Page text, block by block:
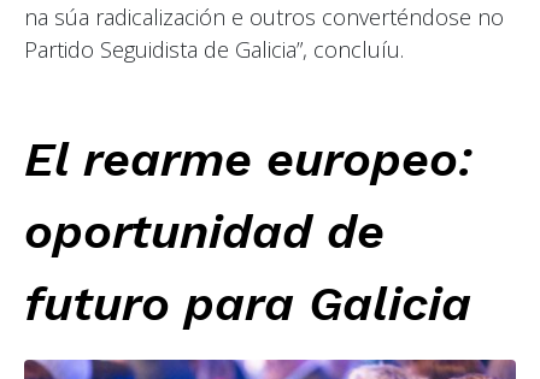
na súa radicalización e outros converténdose no
Partido Seguidista de Galicia”, concluíu.
El rearme europeo:
oportunidad de
futuro para Galicia